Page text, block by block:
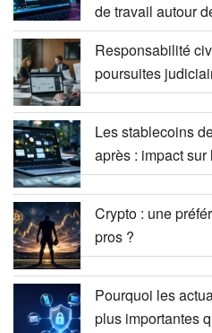
de travail autour
Responsabilité
poursuites
Les stablecoins
après : impact sur
Crypto : une
pros ?
Pourquoi les
plus importantes